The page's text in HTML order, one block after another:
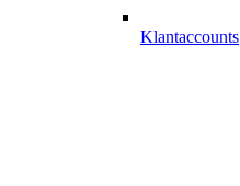
Klantaccounts